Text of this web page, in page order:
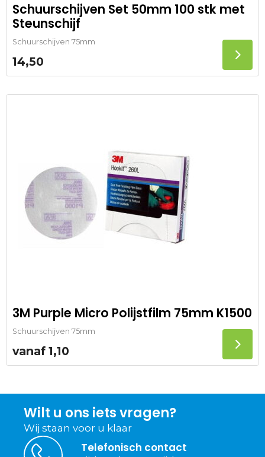
Schuurschijven Set 50mm 100 stk met
Steunschijf
Schuurschijven 75mm
14,50
3M Purple Micro Polijstfilm 75mm K1500
Schuurschijven 75mm
vanaf 1,10
Wilt u ons iets vragen?
Wij staan voor u klaar
Telefonisch contact